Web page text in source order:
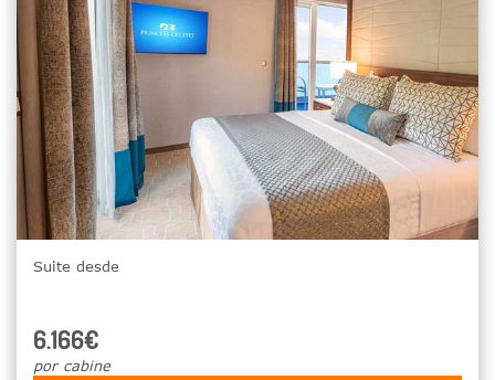
Suite desde
6.166€
por cabine